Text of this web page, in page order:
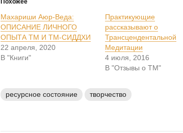
Похожее
Махариши Аюр-Веда:
ОПИСАНИЕ ЛИЧНОГО
ОПЫТА ТМ И ТМ-СИДДХИ
22 апреля, 2020
В "Книги"
Практикующие
рассказывают о
Трансцендентальной
Медитации
4 июля, 2016
В "Отзывы о ТМ"
ресурсное состояние творчество